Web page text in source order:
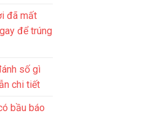
đã mất
để trúng
số gì
chi tiết
bầu báo